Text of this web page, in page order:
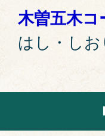
木曽五木コ
はし・し